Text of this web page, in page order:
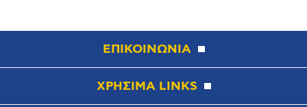
ΕΠΙΚΟΙΝΩΝΙΑ
ΧΡΗΣΙΜΑ LINKS